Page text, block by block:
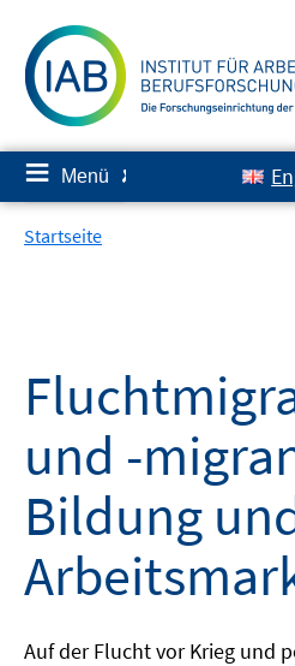
zum
Inhalt
≡ Menü ✘
Startseite
und -
Bildung
Auf der Flucht vor Krieg und